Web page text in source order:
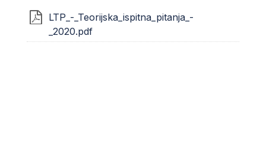
LTP_-_Teorijska_ispitna_pitanja_-
_2020.pdf